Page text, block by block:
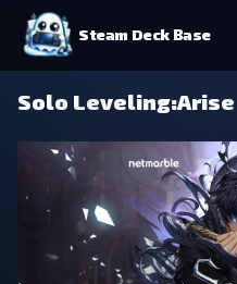
Steam Deck Base
Solo Leveling:Arise